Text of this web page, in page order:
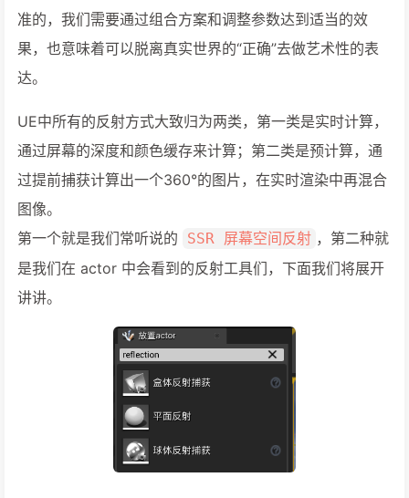
准的，我们需要通过组合方案和调整参数达到适当的效
果，也意味着可以脱离真实世界的“正确”去做艺术性的表
达。
UE中所有的反射方式大致归为两类，第一类是实时计算，
通过屏幕的深度和颜色缓存来计算；第二类是预计算，通
过提前捕获计算出一个360°的图片，在实时渲染中再混合
图像。
第一个就是我们常听说的
SSR 屏幕空间反射 ，第二种就
是我们在 actor 中会看到的反射工具们，下面我们将展开
讲讲。